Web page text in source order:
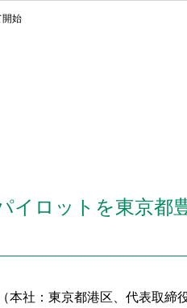
開始
イロットを東京都
本社：東京都港区、代表取締